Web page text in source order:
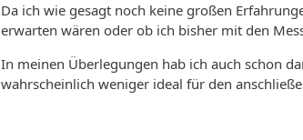
Da ich wie gesagt noch keine großen
erwarten wären oder ob ich bisher mit den
In meinen Überlegungen hab ich auch schon
wahrscheinlich weniger ideal für den